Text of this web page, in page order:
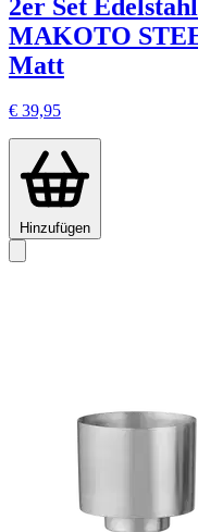
2er Set
MAKOTO
Matt
€ 39,95
Hinzufügen